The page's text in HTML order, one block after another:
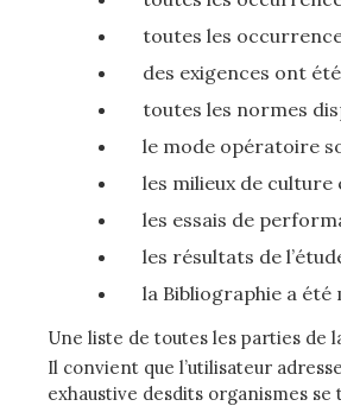
toutes les
des exigences ont
toutes les normes
le mode opératoire
les milieux de culture
les essais de
les résultats de
la Bibliographie a été
Une liste de toutes les parties de
Il convient que l’utilisateur
exhaustive desdits organismes